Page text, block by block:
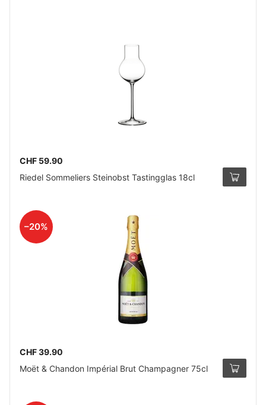
CHF 59.90
Riedel Sommeliers Steinobst Tastingglas 18cl
–20%
CHF 39.90
Moët & Chandon Impérial Brut Champagner 75cl